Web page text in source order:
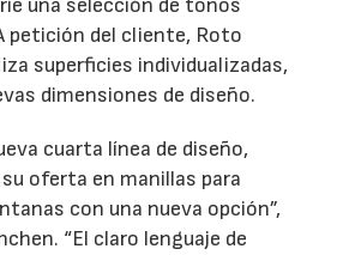
una selección de tonos
petición del cliente, Roto
superficies individualizadas,
dimensiones de diseño.
cuarta línea de diseño,
oferta en manillas para
con una nueva opción”,
“El claro lenguaje de